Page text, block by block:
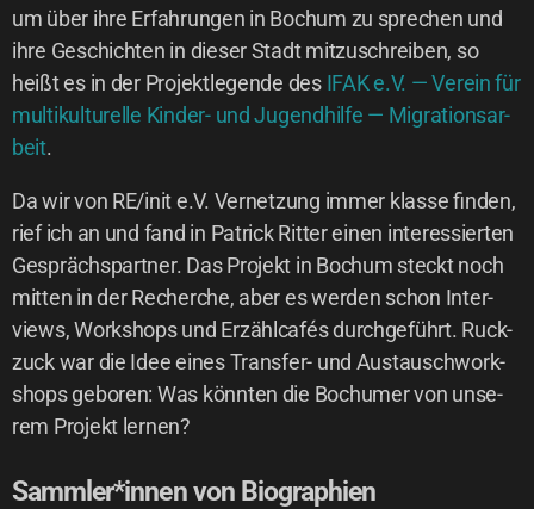
um über ihre Erfah­run­gen in Bochum zu spre­chen und
ihre Geschich­ten in die­ser Stadt mit­zu­schrei­ben, so
heißt es in der Pro­jekt­le­gen­de des IFAK e.V. — Ver­ein für
mul­ti­kul­tu­rel­le Kin­der- und Jugend­hil­fe — Migra­ti­ons­ar­
beit.
Da wir von RE/init e.V. Ver­net­zung immer klas­se fin­den,
rief ich an und fand in Patrick Rit­ter einen inter­es­sier­ten
Gesprächs­part­ner. Das Pro­jekt in Bochum steckt noch
mit­ten in der Recher­che, aber es wer­den schon Inter­
views, Work­shops und Erzähl­ca­fés durch­ge­führt. Ruck­
zuck war die Idee eines Trans­fer- und Aus­tausch­work­
shops gebo­ren: Was könn­ten die Bochu­mer von unse­
rem Pro­jekt lernen?
Sammler*innen von Biographien